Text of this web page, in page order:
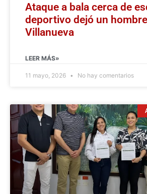
Ataque a bala cerca de
deportivo dejó un
Villanueva
LEER MÁS»
11 mayo, 2026 No hay comentarios